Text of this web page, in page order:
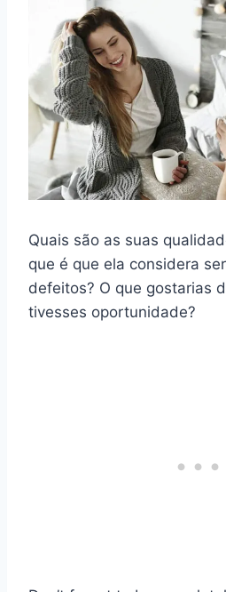
Quais são as suas
que é que ela considera
defeitos? O que gostarias
tivesses oportunidade?